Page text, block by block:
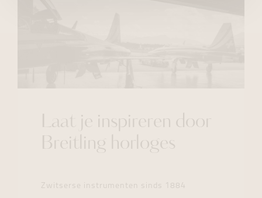
Laat je inspireren door
Breitling horloges
Zwitserse instrumenten sinds 1884